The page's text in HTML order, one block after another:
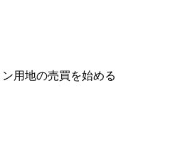
用地の売買を始める